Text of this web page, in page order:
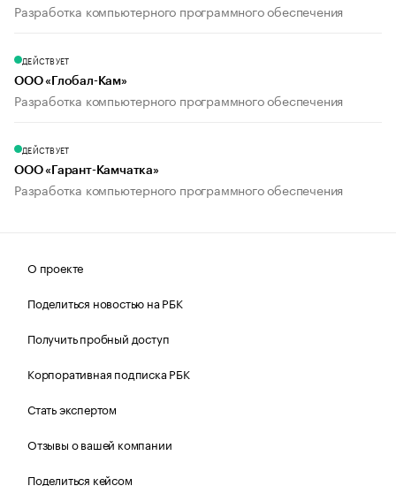
Разработка компьютерного программного обеспечения
ДЕЙСТВУЕТ
ООО «Глобал-Кам»
Разработка компьютерного программного обеспечения
ДЕЙСТВУЕТ
ООО «Гарант-Камчатка»
Разработка компьютерного программного обеспечения
О проекте
Поделиться новостью на РБК
Получить пробный доступ
Корпоративная подписка РБК
Стать экспертом
Отзывы о вашей компании
Поделиться кейсом